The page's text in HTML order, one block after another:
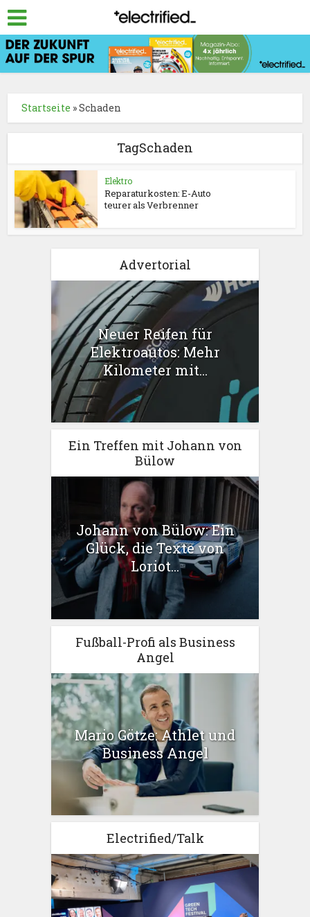
Startseite »Schaden
TagSchaden
Elektro
Reparaturkosten: E-Auto
teurer als Verbrenner
Advertorial
Neuer Reifen für
Elektroautos: Mehr
Kilometer mit...
Ein Treffen mit Johann von
Bülow
Johann von Bülow: Ein
Glück, die Texte von
Loriot...
Fußball-Profi als Business
Angel
Mario Götze: Athlet und
Business Angel
Electrified/Talk